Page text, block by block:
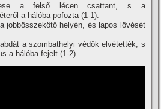
a felső lécen csattant, s a
a hálóba pofozta (1-1).
jobbösszekötő helyén, és lapos lövését
a szombathelyi védők elvétették, s
a hálóba fejelt (1-2).